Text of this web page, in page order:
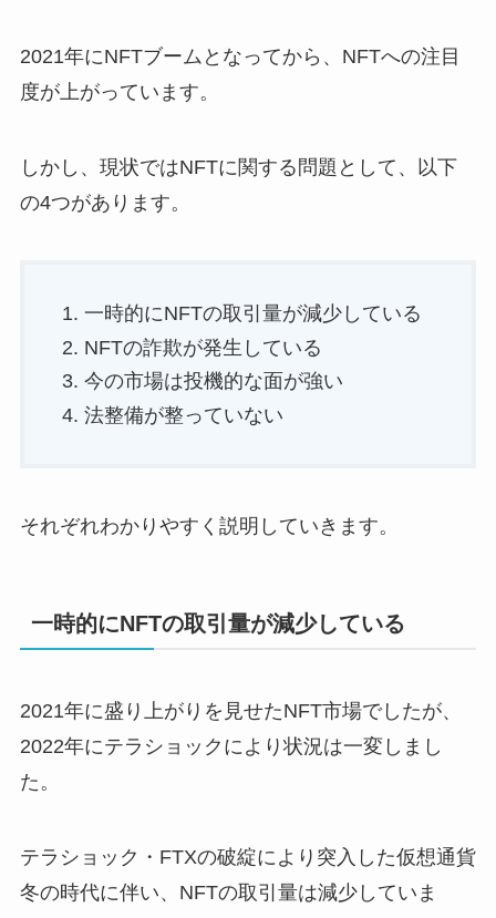
2021年にNFTブームとなってから、NFTへの注目
度が上がっています。
しかし、現状ではNFTに関する問題として、以下
の4つがあります。
一時的にNFTの取引量が減少している
NFTの詐欺が発生している
今の市場は投機的な面が強い
法整備が整っていない
それぞれわかりやすく説明していきます。
一時的にNFTの取引量が減少している
2021年に盛り上がりを見せたNFT市場でしたが、
2022年にテラショックにより状況は一変しまし
た。
テラショック・FTXの破綻により突入した仮想通貨
冬の時代に伴い、NFTの取引量は減少していま